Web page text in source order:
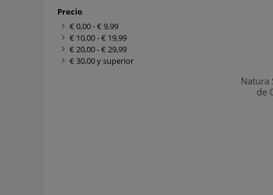
Natura
de
Precio
€ 0,00-€ 9,99
€ 10,00-€ 19,99
€ 20,00-€ 29,99
€ 30,00y superior